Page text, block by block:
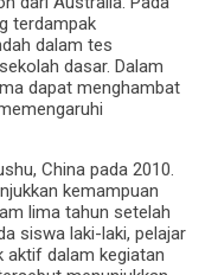
terdampak
dalam tes
dasar. Dalam
dapat menghambat
China pada 2010.
kemampuan
lima tahun setelah
siswa laki-laki, pelajar
aktif dalam kegiatan